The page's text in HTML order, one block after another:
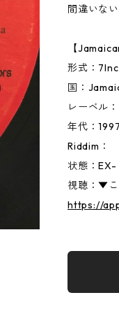
間違いない
【
形式：
国：
レーベル
年代：1997
Riddim：
状態：EX-
視聴：▼
https://